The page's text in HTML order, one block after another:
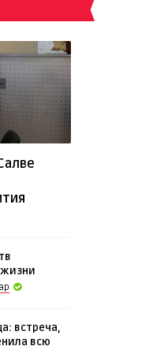
жизни
встреча,
всю